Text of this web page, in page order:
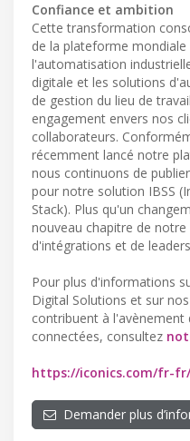
Confiance et ambition
Cette transformation
de la plateforme
l'automatisation
digitale et les solutions
de gestion du lieu de
engagement envers nos
collaborateurs.
récemment lancé notre
nous continuons de
pour notre solution IBSS
Stack). Plus qu'un
nouveau chapitre de
d'intégrations et de
Pour plus d'informations
Digital Solutions et sur
contribuent à
connectées, consultez
https://iconics.com/fr-fr/
Demander plus